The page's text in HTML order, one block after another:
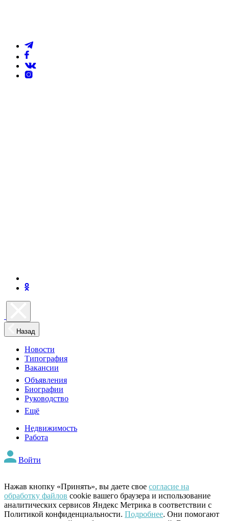
Назад
Новости
Типография
Вакансии
Объявления
Биографии
Руководство
Ещё
Недвижимость
Работа
Войти
Нажав кнопку «Принять», вы даете свое согласие на
обработку файлов cookie вашего браузера и использование
аналитических сервисов Яндекс Метрика в соответствии с
Политикой конфиденциальности. Подробнее. Они помогают